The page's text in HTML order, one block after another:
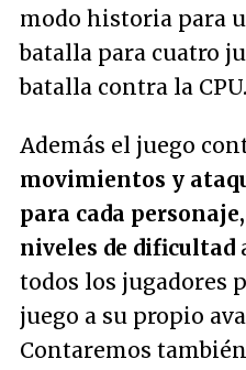
modo historia para
batalla para cuatro
batalla contra la CPU.
Además el juego
movimientos y
para cada
niveles de dificultad
todos los jugadores
juego a su propio
Contaremos